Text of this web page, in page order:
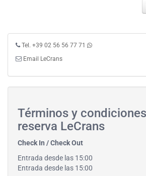
Tel. +39 02 56 56 77 71
Email LeCrans
Términos y
reserva LeCrans
Check In / Check Out
Entrada desde las 15:00
Entrada desde las 15:00